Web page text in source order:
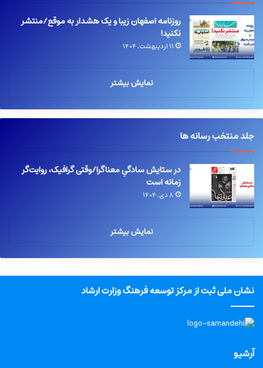
روزنامه اصفهان زیبا و یک هشدار به موقع/منتشر
نکنید!
۱۱ اردیبهشت, ۱۴۰۴
نمایش بیشتر
جلد منتخب رسانه ها
در ستایش سادگیِ معناگرا/وقتی گرافیک، روایت‌گر
زمانه است
۸ دی, ۱۴۰۴
نمایش بیشتر
نشان ملی ثبت از مرکز توسعه فرهنگ وزارت ارشاد
آرشیو